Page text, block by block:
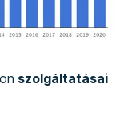
szolgáltatásai